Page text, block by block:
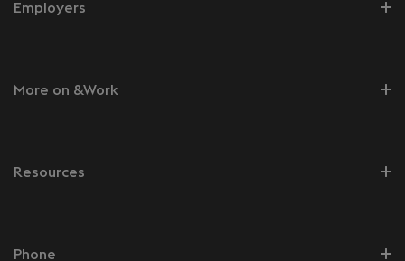
Employers
More on &Work
Resources
Phone